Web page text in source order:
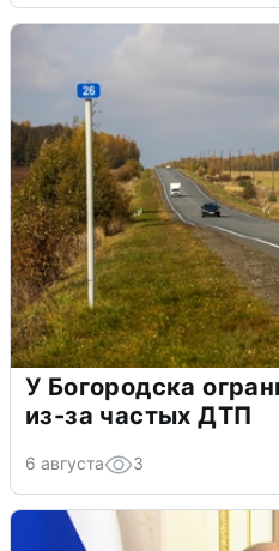
У Богородска
из-за частых ДТП
6 августа 3